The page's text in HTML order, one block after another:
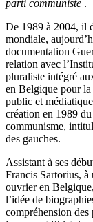
parti communiste .
De 1989 à 2004, il
mondiale,
documentation
relation avec
pluraliste intégré
en Belgique pour la
public et
création en 1989
communisme,
des gauches.
Assistant à ses
Francis Sartorius,
ouvrier en
l’idée de
compréhension des